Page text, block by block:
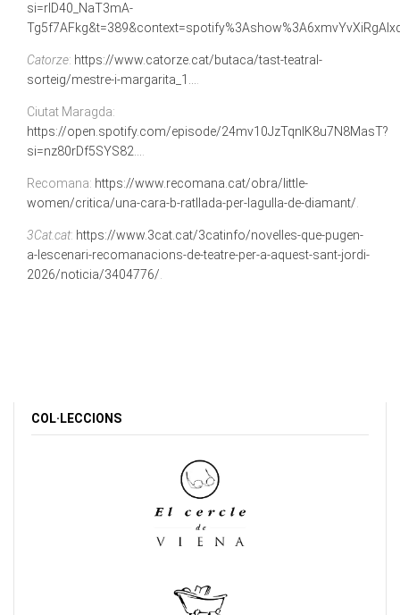
si=rID40_NaT3mA-
Catorze: https://www.catorze.cat/butaca/tast-teatral-
sorteig/mestre-i-margarita_1...
Ciutat Maragda:
https://open.spotify.com/episode/24mv10JzTqnlK8u7N8MasT?
si=nz80rDf5SYS82...
Recomana: https://www.recomana.cat/obra/little-
women/critica/una-cara-b-ratllada-per-lagulla-de-diamant/
3Cat.cat: https://www.3cat.cat/3catinfo/novelles-que-pugen-
a-lescenari-recomanacions-de-teatre-per-a-aquest-sant-jordi-
2026/noticia/3404776/
COL·LECCIONS